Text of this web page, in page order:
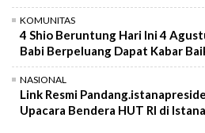
KOMUNITAS
4 Shio Beruntung Hari Ini 4
Babi Berpeluang Dapat Kabar
NASIONAL
Link Resmi
Upacara Bendera HUT RI di